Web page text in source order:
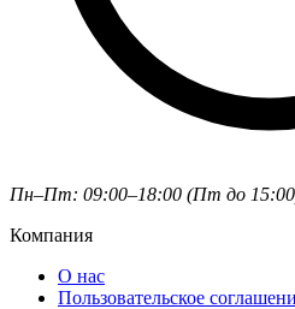
Пн–Пт: 09:00–18:00 (Пт до
Компания
О нас
Пользовательское